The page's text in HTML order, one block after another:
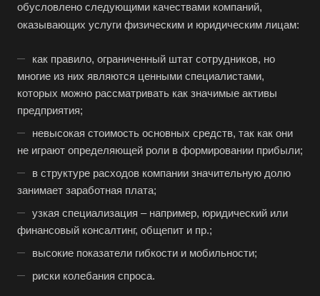
обусловлено следующими качествами компаний,
оказывающих услуги физическим и юридическим лицам:
как правило, ограниченный штат сотрудников, но
многие из них являются ценными специалистами,
которых можно рассматривать как значимые активы
предприятия;
невысокая стоимость основных средств, так как они
не играют определяющей роли в формировании прибыли;
в структуре расходов компании значительную долю
занимает заработная плата;
узкая специализация – например, юридический или
финансовый консалтинг, общепит и пр.;
высокие показатели гибкости и мобильности;
риски колебания спроса.